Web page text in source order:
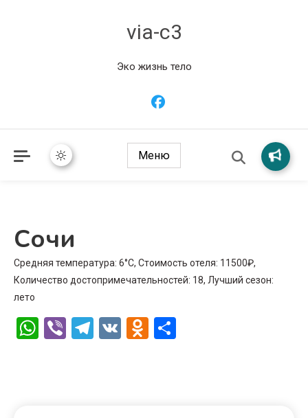
via-c3
Эко жизнь тело
Меню
Сочи
Средняя температура: 6°C, Стоимость отеля: 11500₽,
Количество достопримечательностей: 18, Лучший сезон:
лето
WhatsApp
ViberTelegram
VK Odnoklassniki